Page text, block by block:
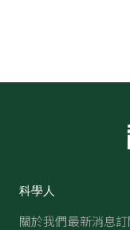
科學人
關於我們最新消息